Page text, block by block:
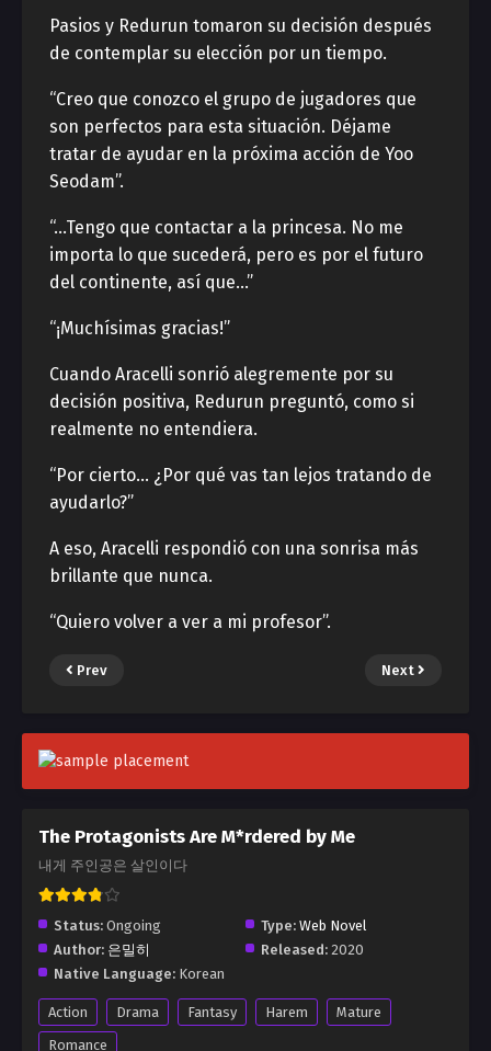
Pasios y Redurun tomaron su decisión después
de contemplar su elección por un tiempo.
“Creo que conozco el grupo de jugadores que
son perfectos para esta situación. Déjame
tratar de ayudar en la próxima acción de Yoo
Seodam”.
“…Tengo que contactar a la princesa. No me
importa lo que sucederá, pero es por el futuro
del continente, así que…”
“¡Muchísimas gracias!”
Cuando Aracelli sonrió alegremente por su
decisión positiva, Redurun preguntó, como si
realmente no entendiera.
“Por cierto… ¿Por qué vas tan lejos tratando de
ayudarlo?”
A eso, Aracelli respondió con una sonrisa más
brillante que nunca.
“Quiero volver a ver a mi profesor”.
Prev Next
The Protagonists Are M*rdered by Me
내게 주인공은 살인이다
Status: Ongoing Type: Web Novel
Author: 은밀히 Released: 2020
Native Language: Korean
Action Drama Fantasy Harem
Mature
Romance